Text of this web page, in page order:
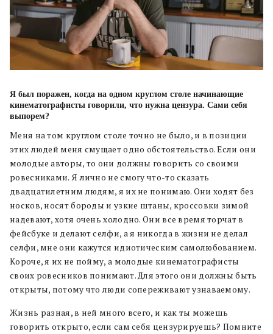
Я был поражен, когда на одном круглом столе начинающие
кинематографисты говорили, что нужна цензура. Сами себя
выпорем?
Меня на том круглом столе точно не было, и в позиции
этих людей меня смущает одно обстоятельство. Если они
молодые авторы, то они должны говорить со своими
ровесниками. Я лично не смогу что-то сказать
двадцатилетним людям, я их не понимаю. Они ходят без
носков, носят бороды и узкие штаны, кроссовки зимой
надевают, хотя очень холодно. Они все время торчат в
фейсбуке и делают селфи, а я никогда в жизни не делал
селфи, мне они кажутся идиотическим самолюбованием.
Короче, я их не пойму, а молодые кинематографисты
своих ровесников понимают. Для этого они должны быть
открыты, потому что люди сопереживают узнаваемому.
Жизнь разная, в ней много всего, и как ты можешь
говорить открыто, если сам себя цензурируешь? Помните